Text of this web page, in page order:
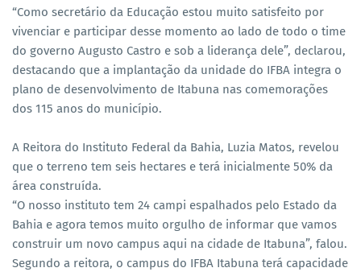
“Como secretário da Educação estou muito satisfeito por
vivenciar e participar desse momento ao lado de todo o time
do governo Augusto Castro e sob a liderança dele”, declarou,
destacando que a implantação da unidade do IFBA integra o
plano de desenvolvimento de Itabuna nas comemorações
dos 115 anos do município.
A Reitora do Instituto Federal da Bahia, Luzia Matos, revelou
que o terreno tem seis hectares e terá inicialmente 50% da
área construída.
“O nosso instituto tem 24 campi espalhados pelo Estado da
Bahia e agora temos muito orgulho de informar que vamos
construir um novo campus aqui na cidade de Itabuna”, falou.
Segundo a reitora, o campus do IFBA Itabuna terá capacidade